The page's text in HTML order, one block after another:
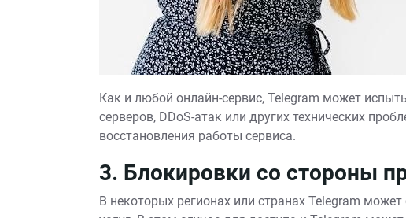
Как и любой онлайн-сервис, Telegram может
серверов, DDoS-атак или других технических
восстановления работы сервиса.
3. Блокировки со стороны
В некоторых регионах или странах Telegram